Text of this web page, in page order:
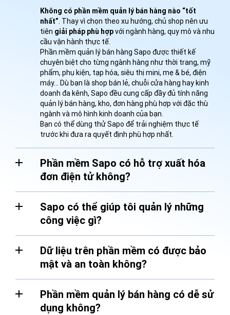
Không có phần mềm quản lý bán hàng nào “tốt
nhất”. Thay vì chọn theo xu hướng, chủ shop nên ưu
tiên giải pháp phù hợpvới ngành hàng, quy mô và nhu
cầu vận hành thực tế.
Phần mềm quản lý bán hàng Sapo được thiết kế
chuyên biệt cho từng ngành hàng như thời trang, mỹ
phẩm, phụ kiện, tạp hóa, siêu thị mini, mẹ & bé, điện
máy… Dù bạn là shop bán lẻ, chuỗi cửa hàng hay kinh
doanh đa kênh, Sapo đều cung cấp đầy đủ tính năng
quản lý bán hàng, kho, đơn hàng phù hợp với đặc thù
ngành và mô hình kinh doanh của bạn.
Bạn có thể dùng thử Sapo để trải nghiệm thực tế
trước khi đưa ra quyết định phù hợp nhất.
Phần mềm Sapo có hỗ trợ xuất hóa
đơn điện tử không?
Sapo có thể giúp tôi quản lý những
công việc gì?
Dữ liệu trên phần mềm có được bảo
mật và an toàn không?
Phần mềm quản lý bán hàng có dễ sử
dụng không?